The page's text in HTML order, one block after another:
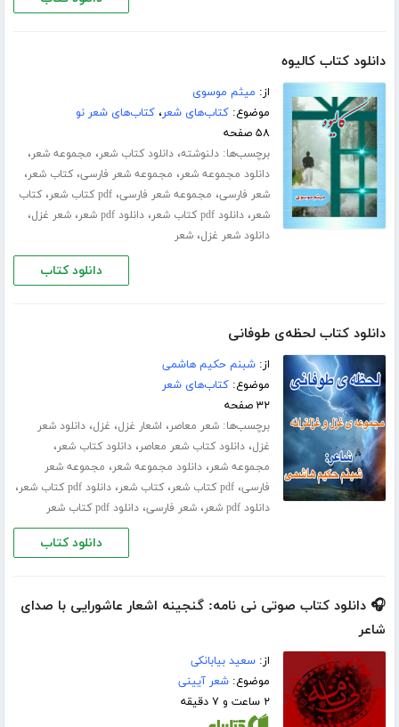
دانلود کتاب کالیوه
از: میثم موسوی
موضوع:کتاب‌های شعر،کتاب‌های شعر نو
۵۸ صفحه
برچسب‌ها:دلنوشته،دانلود کتاب شعر، مجموعه شعر،
دانلود مجموعه شعر، مجموعه شعر فارسی،کتاب شعر،
شعر فارسی، مجموعه شعر فارسی،pdf کتاب شعر ،کتاب
شعر،دانلود pdf کتاب شعر ،دانلود pdf شعر ،شعر غزل،
دانلود شعر غزل،شعر
دانلود کتاب
دانلود کتاب لحظه‌ی طوفانی
از:شبنم حکیم هاشمی
موضوع:کتاب‌های شعر
۳۲ صفحه
برچسب‌ها:شعر معاصر، اشعار غزل، غزل،دانلود شعر
غزل،دانلود کتاب شعر معاصر،دانلود کتاب شعر،
مجموعه شعر،دانلود مجموعه شعر، مجموعه شعر
فارسی،pdf کتاب شعر ،کتاب شعر،دانلود pdf کتاب شعر ،
دانلود pdf شعر ،شعر فارسی،دانلود pdf کتاب شعر
دانلود کتاب
🎧 دانلود کتاب صوتی نی نامه: گنجینه اشعار عاشورایی با صدای
شاعر
از:سعید بیابانکی
موضوع:شعر آیینی
۲ ساعت و ۷ دقیقه